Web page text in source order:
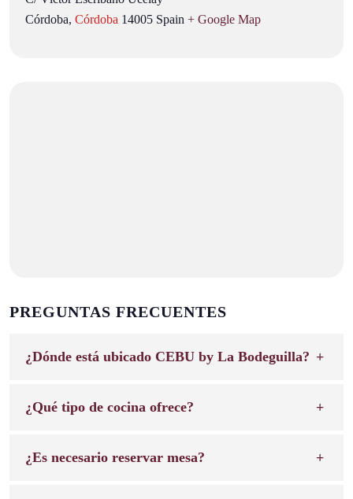
Córdoba, Córdoba 14005 Spain + Google Map
PREGUNTAS FRECUENTES
¿Dónde está ubicado CEBU by La Bodeguilla?
¿Qué tipo de cocina ofrece?
¿Es necesario reservar mesa?